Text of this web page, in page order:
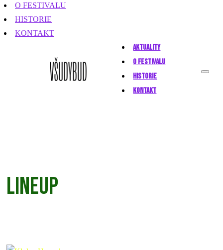
O FESTIVALU
HISTORIE
KONTAKT
AKTUALITY
O FESTIVALU
HISTORIE
KONTAKT
Lineup